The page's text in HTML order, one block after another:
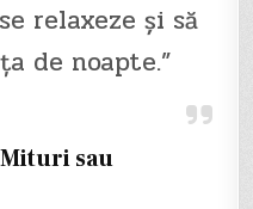
relaxeze și să
de noapte.”
sau